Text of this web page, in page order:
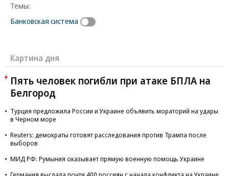
Темы:
Банковская система
Картина дня
Пять человек погибли при атаке БПЛА на
Белгород
Турция предложила России и Украине объявить мораторий на удары
в Черном море
Reuters: демократы готовят расследования против Трампа после
выборов
МИД РФ: Румыния оказывает прямую военную помощь Украине